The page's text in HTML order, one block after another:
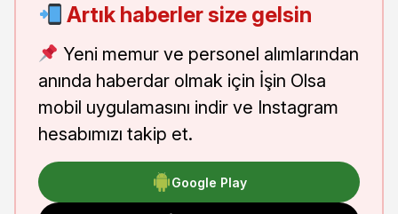
Artık haberler size gelsin
Yeni memur ve personel alımlarından
anında haberdar olmak için İşin Olsa
mobil uygulamasını indir ve Instagram
hesabımızı takip et.
Google Play